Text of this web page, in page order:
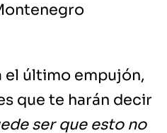
el último empujón,
que te harán decir
ser que esto no